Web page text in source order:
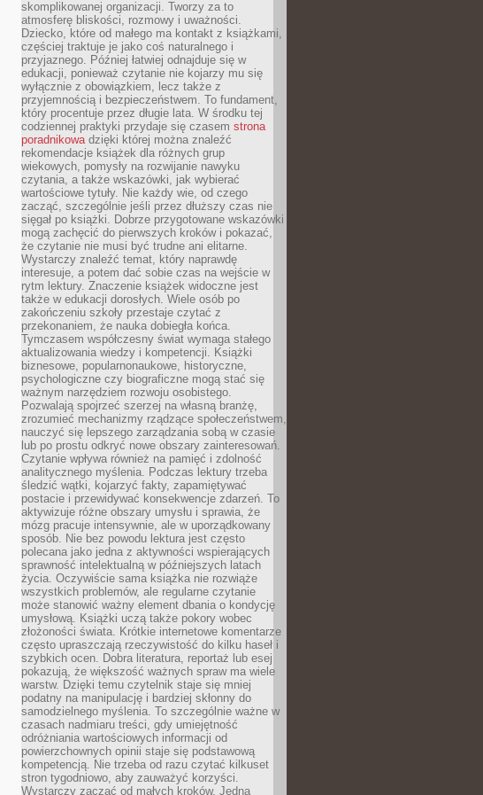
skomplikowanej organizacji. Tworzy za to
atmosferę bliskości, rozmowy i uważności.
Dziecko, które od małego ma kontakt z książkami,
częściej traktuje je jako coś naturalnego i
przyjaznego. Później łatwiej odnajduje się w
edukacji, ponieważ czytanie nie kojarzy mu się
wyłącznie z obowiązkiem, lecz także z
przyjemnością i bezpieczeństwem. To fundament,
który procentuje przez długie lata. W środku tej
codziennej praktyki przydaje się czasem strona
poradnikowadzięki której można znaleźć
rekomendacje książek dla różnych grup
wiekowych, pomysły na rozwijanie nawyku
czytania, a także wskazówki, jak wybierać
wartościowe tytuły. Nie każdy wie, od czego
zacząć, szczególnie jeśli przez dłuższy czas nie
sięgał po książki. Dobrze przygotowane wskazówki
mogą zachęcić do pierwszych kroków i pokazać,
że czytanie nie musi być trudne ani elitarne.
Wystarczy znaleźć temat, który naprawdę
interesuje, a potem dać sobie czas na wejście w
rytm lektury. Znaczenie książek widoczne jest
także w edukacji dorosłych. Wiele osób po
zakończeniu szkoły przestaje czytać z
przekonaniem, że nauka dobiegła końca.
Tymczasem współczesny świat wymaga stałego
aktualizowania wiedzy i kompetencji. Książki
biznesowe, popularnonaukowe, historyczne,
psychologiczne czy biograficzne mogą stać się
ważnym narzędziem rozwoju osobistego.
Pozwalają spojrzeć szerzej na własną branżę,
zrozumieć mechanizmy rządzące społeczeństwem,
nauczyć się lepszego zarządzania sobą w czasie
lub po prostu odkryć nowe obszary zainteresowań.
Czytanie wpływa również na pamięć i zdolność
analitycznego myślenia. Podczas lektury trzeba
śledzić wątki, kojarzyć fakty, zapamiętywać
postacie i przewidywać konsekwencje zdarzeń. To
aktywizuje różne obszary umysłu i sprawia, że
mózg pracuje intensywnie, ale w uporządkowany
sposób. Nie bez powodu lektura jest często
polecana jako jedna z aktywności wspierających
sprawność intelektualną w późniejszych latach
życia. Oczywiście sama książka nie rozwiąże
wszystkich problemów, ale regularne czytanie
może stanowić ważny element dbania o kondycję
umysłową. Książki uczą także pokory wobec
złożoności świata. Krótkie internetowe komentarze
często upraszczają rzeczywistość do kilku haseł i
szybkich ocen. Dobra literatura, reportaż lub esej
pokazują, że większość ważnych spraw ma wiele
warstw. Dzięki temu czytelnik staje się mniej
podatny na manipulację i bardziej skłonny do
samodzielnego myślenia. To szczególnie ważne w
czasach nadmiaru treści, gdy umiejętność
odróżniania wartościowych informacji od
powierzchownych opinii staje się podstawową
kompetencją. Nie trzeba od razu czytać kilkuset
stron tygodniowo, aby zauważyć korzyści.
Wystarczy zacząć od małych kroków. Jedna